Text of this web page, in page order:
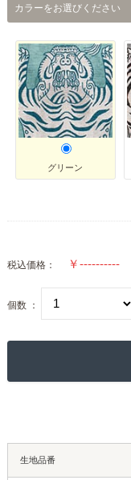
カラーをお選びください
グリーン
税込価格：
個数 ：
生地品番